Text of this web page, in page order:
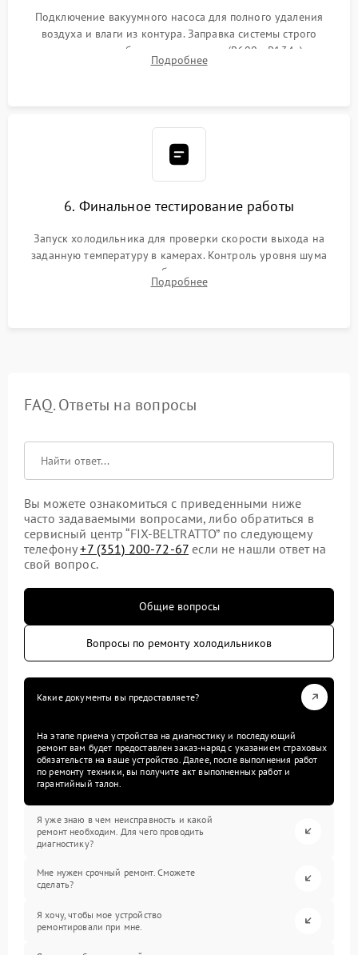
Подключение вакуумного насоса для полного удаления
воздуха и влаги из контура. Заправка системы строго
дозированным объемом хладагента (R600a, R134a) по
электронным весам. Контроль рабочего давления в системе.
Подробнее
6. Финальное тестирование работы
Запуск холодильника для проверки скорости выхода на
заданную температуру в камерах. Контроль уровня шума
компрессора, отсутствия обмерзания стенок и корректного
срабатывания системы автоматической оттайки.
Подробнее
FAQ. Ответы на вопросы
Вы можете ознакомиться с приведенными ниже
часто задаваемыми вопросами, либо обратиться в
сервисный центр “FIX-BELTRATTO” по следующему
телефону+7 (351) 200-72-67 если не нашли ответ на
свой вопрос.
Общие вопросы
Вопросы по ремонту холодильников
Какие документы вы предоставляете?
На этапе приема устройства на диагностику и последующий
ремонт вам будет предоставлен заказ-наряд с указанием страховых
обязательств на ваше устройство. Далее, после выполнения работ
по ремонту техники, вы получите акт выполненных работ и
гарантийный талон.
Я уже знаю в чем неисправность и какой
ремонт необходим. Для чего проводить
диагностику?
Мне нужен срочный ремонт. Сможете
сделать?
Я хочу, чтобы мое устройство
ремонтировали при мне.